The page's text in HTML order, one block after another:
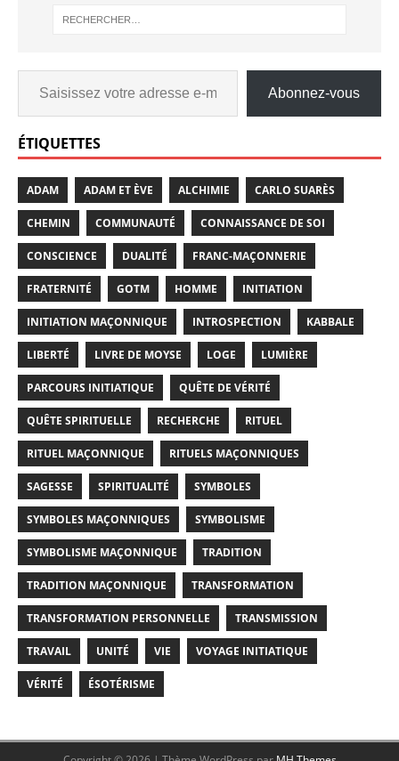
Abonnez-vous
ÉTIQUETTES
ADAM ADAM ET ÈVE ALCHIMIE CARLO SUARÈS
CHEMIN COMMUNAUTÉ CONNAISSANCE DE SOI
CONSCIENCE DUALITÉ FRANC-MAÇONNERIE
FRATERNITÉ GOTM HOMME INITIATION
INITIATION MAÇONNIQUE INTROSPECTION KABBALE
LIBERTÉ LIVRE DE MOYSE LOGE LUMIÈRE
PARCOURS INITIATIQUE QUÊTE DE VÉRITÉ
QUÊTE SPIRITUELLE RECHERCHE RITUEL
RITUEL MAÇONNIQUE RITUELS MAÇONNIQUES
SAGESSE SPIRITUALITÉ SYMBOLES
SYMBOLES MAÇONNIQUES SYMBOLISME
SYMBOLISME MAÇONNIQUE TRADITION
TRADITION MAÇONNIQUE TRANSFORMATION
TRANSFORMATION PERSONNELLE TRANSMISSION
TRAVAIL UNITÉ VIE VOYAGE INITIATIQUE
VÉRITÉ ÉSOTÉRISME